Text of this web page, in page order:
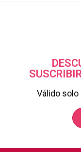
Válido